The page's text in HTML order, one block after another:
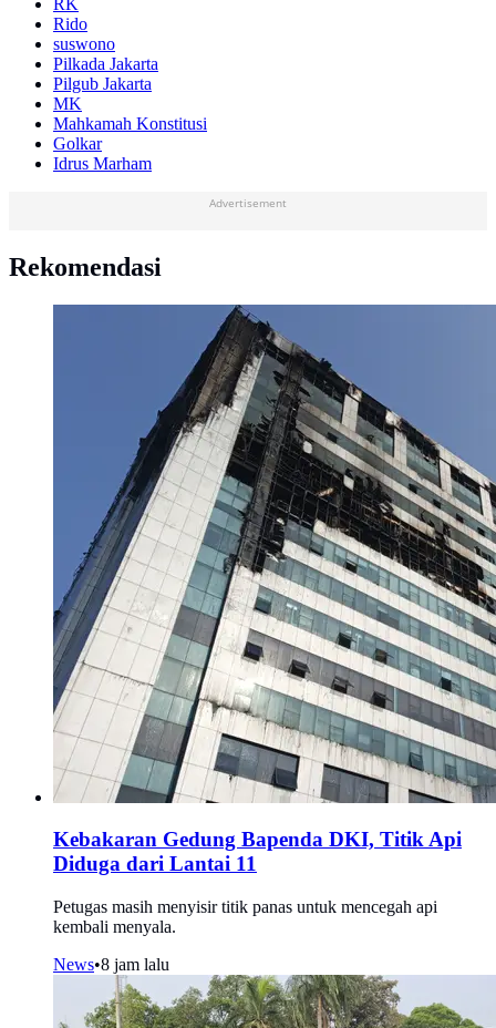
Rido
suswono
Pilkada Jakarta
Pilgub Jakarta
MK
Mahkamah Konstitusi
Golkar
Idrus Marham
Advertisement
Rekomendasi
Kebakaran Gedung Bapenda DKI, Titik Api
Diduga dari Lantai 11
Petugas masih menyisir titik panas untuk mencegah api
kembali menyala.
News•8 jam lalu